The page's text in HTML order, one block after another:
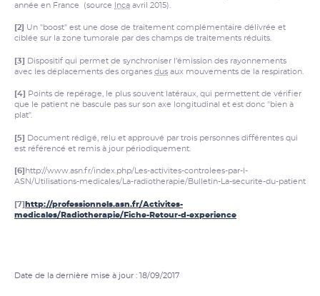
année en France (source
Inca avril 2015).
[2]
Un "boost" est une dose de traitement complémentaire délivrée et
ciblée sur la zone tumorale par des champs de traitements réduits.
[3]
Dispositif qui permet de synchroniser l’émission des rayonnements
avec les déplacements des organes dus aux mouvements de la respiration.
[4]
Points de repérage, le plus souvent latéraux, qui permettent de vérifier
que le patient ne bascule pas sur son axe longitudinal et est donc "bien à
plat".
[5]
Document rédigé, relu et approuvé par trois personnes différentes qui
est référencé et remis à jour périodiquement.
[6] http://www.asn.fr/index.php/Les-activites-controlees-par-l-
ASN/Utilisations-medicales/La-radiotherapie/Bulletin-La-securite-du-patient
[7] http://professionnels.asn.fr/Activites-
medicales/Radiotherapie/Fiche-Retour-d-experience
Date de la dernière mise à jour : 18/09/2017